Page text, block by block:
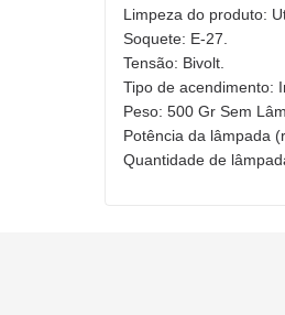
Limpeza do produto:
Soquete: E-27.
Tensão: Bivolt.
Tipo de acendimento:
Peso: 500 Gr Sem
Potência da lâmpada
Quantidade de